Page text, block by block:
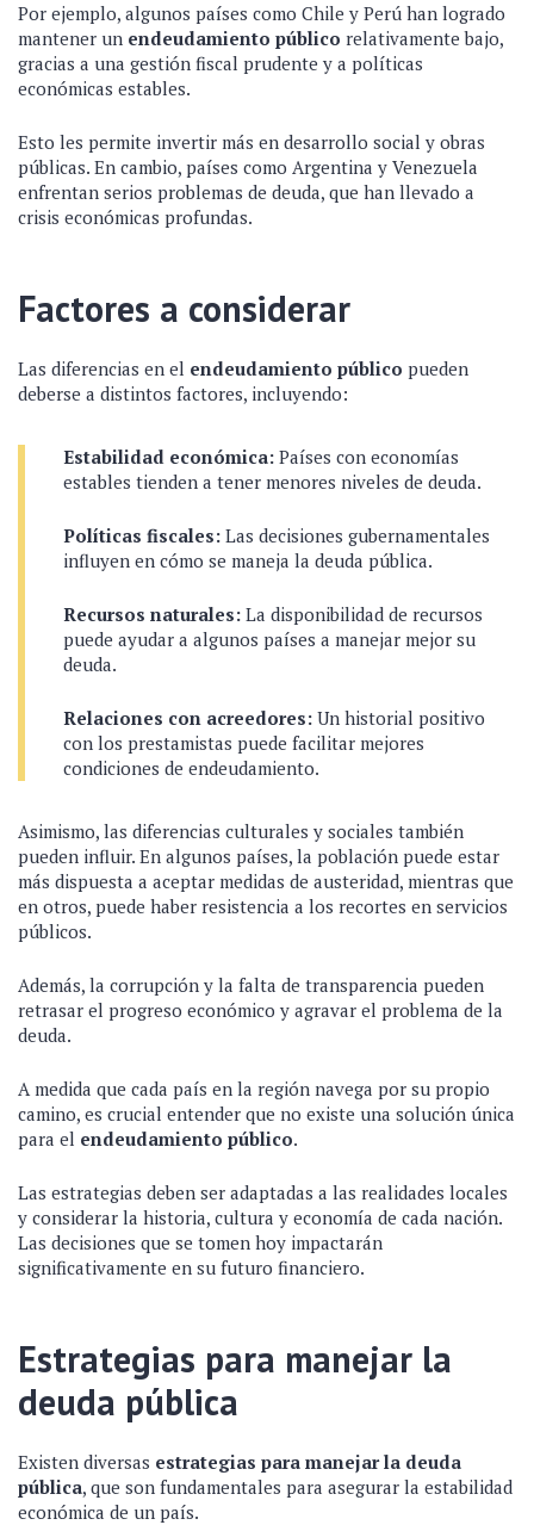
Por ejemplo, algunos países como Chile y Perú han logrado
mantener un endeudamiento público relativamente bajo,
gracias a una gestión fiscal prudente y a políticas
económicas estables.
Esto les permite invertir más en desarrollo social y obras
públicas. En cambio, países como Argentina y Venezuela
enfrentan serios problemas de deuda, que han llevado a
crisis económicas profundas.
Factores a considerar
Las diferencias en el endeudamiento público pueden
deberse a distintos factores, incluyendo:
Estabilidad económica: Países con economías
estables tienden a tener menores niveles de deuda.
Políticas fiscales: Las decisiones gubernamentales
influyen en cómo se maneja la deuda pública.
Recursos naturales: La disponibilidad de recursos
puede ayudar a algunos países a manejar mejor su
deuda.
Relaciones con acreedores: Un historial positivo
con los prestamistas puede facilitar mejores
condiciones de endeudamiento.
Asimismo, las diferencias culturales y sociales también
pueden influir. En algunos países, la población puede estar
más dispuesta a aceptar medidas de austeridad, mientras que
en otros, puede haber resistencia a los recortes en servicios
públicos.
Además, la corrupción y la falta de transparencia pueden
retrasar el progreso económico y agravar el problema de la
deuda.
A medida que cada país en la región navega por su propio
camino, es crucial entender que no existe una solución única
para el endeudamiento público.
Las estrategias deben ser adaptadas a las realidades locales
y considerar la historia, cultura y economía de cada nación.
Las decisiones que se tomen hoy impactarán
significativamente en su futuro financiero.
Estrategias para manejar la
deuda pública
Existen diversas estrategias para manejar la deuda
pública, que son fundamentales para asegurar la estabilidad
económica de un país.